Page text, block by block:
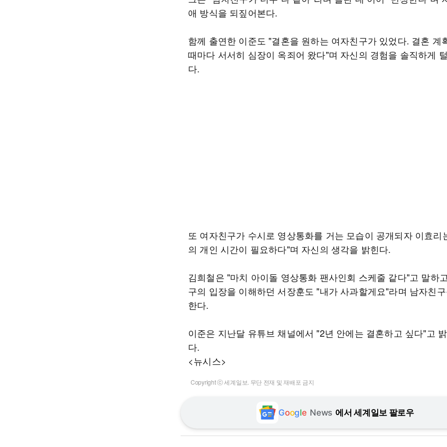
애 방식을 되짚어본다.
함께 출연한 이준도 "결혼을 원하는 여자친구가 있었다. 결혼 계
때마다 서서히 심장이 옥죄어 왔다"며 자신의 경험을 솔직하게
다.
또 여자친구가 수시로 영상통화를 거는 모습이 공개되자 이효리
의 개인 시간이 필요하다"며 자신의 생각을 밝힌다.
김희철은 "마치 아이돌 영상통화 팬사인회 스케줄 같다"고 말하
구의 입장을 이해하던 서장훈도 "내가 사과할게요"라며 남자친
한다.
이준은 지난달 유튜브 채널에서 "2년 안에는 결혼하고 싶다"고
다.
<뉴시스>
Copyright ⓒ 세계일보. 무단 전재 및 재배포 금지
Google News 에서 세계일보 팔로우